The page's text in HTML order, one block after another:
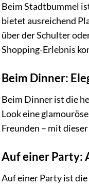
Beim Stadtbummel
bietet ausreichend
über der Schulter
Shopping-Erlebnis
Beim Dinner:
Beim Dinner ist die
Look eine
Freunden – mit
Auf einer Party:
Auf einer Party ist